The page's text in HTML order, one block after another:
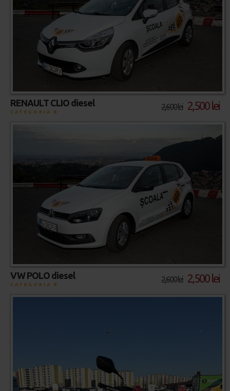
2,600 lei 2,500 lei
RENAULT CLIO diesel
CATEGORIA B
2,600 lei 2,500 lei
VW POLO diesel
CATEGORIA B